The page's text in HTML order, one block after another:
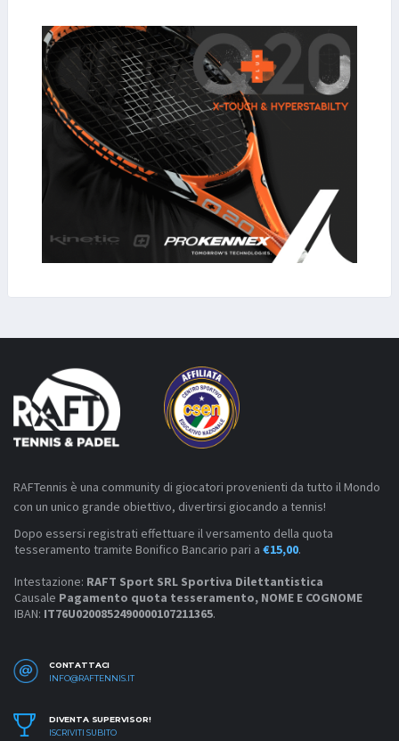
RAFTennis è una community di giocatori provenienti da tutto il Mondo
con un unico grande obiettivo, divertirsi giocando a tennis!
Dopo essersi registrati effettuare il versamento della quota
tesseramento tramite Bonifico Bancario pari a €15,00.
Intestazione: RAFT Sport SRL Sportiva Dilettantistica
Causale Pagamento quota tesseramento, NOME E COGNOME
IBAN: IT76U0200852490000107211365.
CONTATTACI
INFO@RAFTENNIS.IT
DIVENTA SUPERVISOR!
ISCRIVITI SUBITO